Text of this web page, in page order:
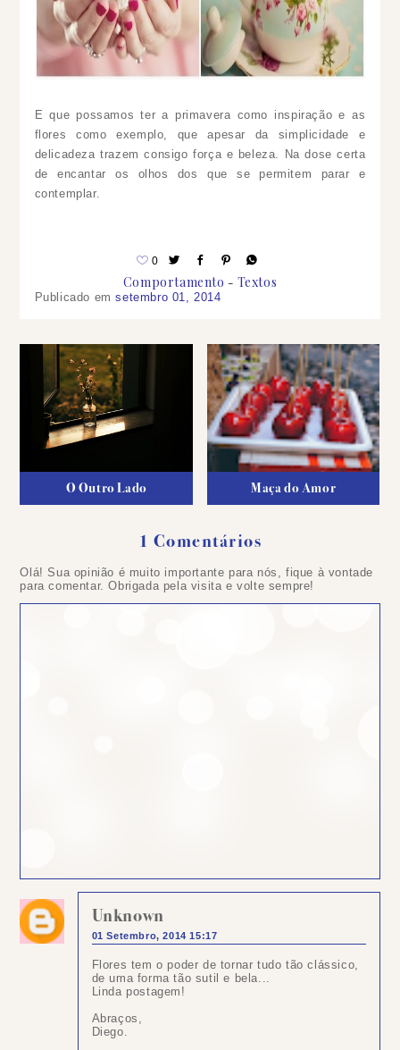
E que possamos ter a primavera como inspiração e as
flores como exemplo, que apesar da simplicidade e
delicadeza trazem consigo força e beleza. Na dose certa
de encantar os olhos dos que se permitem parar e
contemplar.
0
Comportamento Textos
Publicado emsetembro 01, 2014
O Outro Lado Maça do Amor
1 Comentários
Olá! Sua opinião é muito importante para nós, fique à vontade
para comentar. Obrigada pela visita e volte sempre!
Unknown
01 Setembro, 2014 15:17
Flores tem o poder de tornar tudo tão clássico,
de uma forma tão sutil e bela...
Linda postagem!
Abraços,
Diego.